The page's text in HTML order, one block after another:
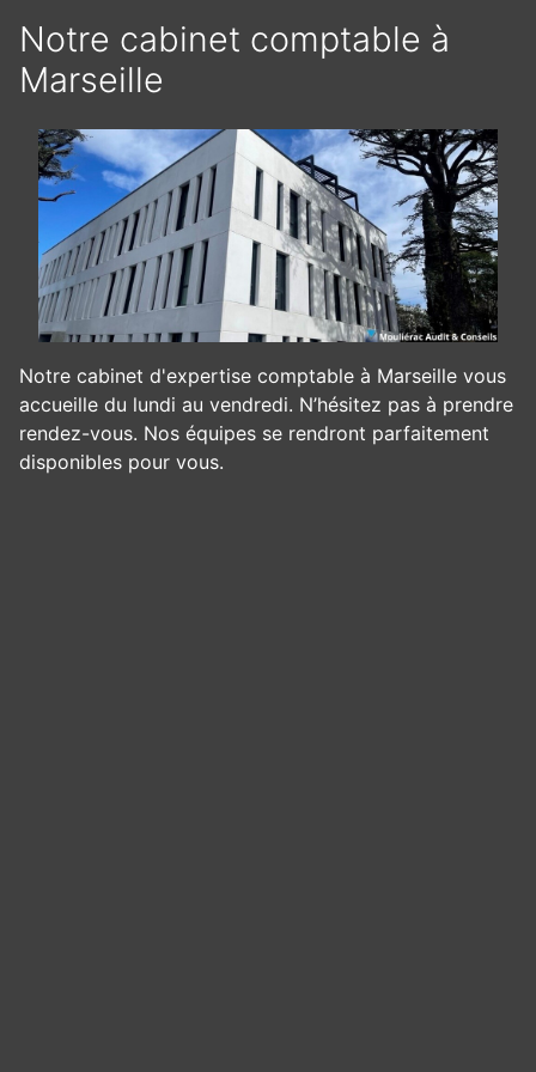
Notre cabinet comptable à
Marseille
Notre cabinet d'expertise comptable à Marseille vous
accueille du lundi au vendredi. N’hésitez pas à prendre
rendez-vous. Nos équipes se rendront parfaitement
disponibles pour vous.